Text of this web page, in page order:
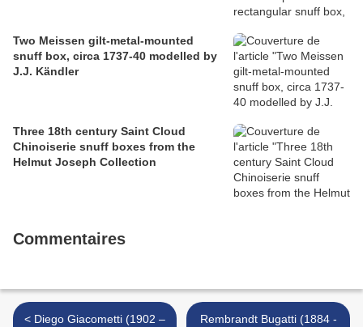
Two Meissen gilt-metal-mounted
snuff box, circa 1737-40 modelled by
J.J. Kändler
Three 18th century Saint Cloud
Chinoiserie snuff boxes from the
Helmut Joseph Collection
Commentaires
< Diego Giacometti (1902 –
Rembrandt Bugatti (1884 -